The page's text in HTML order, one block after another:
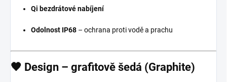
Qi bezdrátové nabíjení
Odolnost IP68 – ochrana proti vodě a prachu
🖤 Design – grafitově šedá (Graphite)